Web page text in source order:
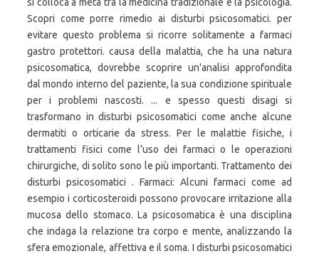
Scopri come porre rimedio ai disturbi psicosomatici. per
evitare questo problema si ricorre solitamente a farmaci
gastro protettori. causa della malattia, che ha una natura
psicosomatica, dovrebbe scoprire un'analisi approfondita
dal mondo interno del paziente, la sua condizione spirituale
per i problemi nascosti. ... e spesso questi disagi si
trasformano in disturbi psicosomatici come anche alcune
dermatiti o orticarie da stress. Per le malattie fisiche, i
trattamenti fisici come l’uso dei farmaci o le operazioni
chirurgiche, di solito sono le più importanti. Trattamento dei
disturbi psicosomatici . Farmaci: Alcuni farmaci come ad
esempio i corticosteroidi possono provocare irritazione alla
mucosa dello stomaco. La psicosomatica è una disciplina
che indaga la relazione tra corpo e mente, analizzando la
sfera emozionale, affettiva e il soma. I disturbi psicosomatici